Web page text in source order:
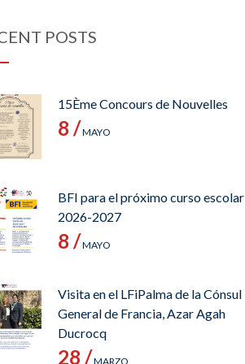
POSTS
15Ème Concours de Nouvelles
8 /MAYO
BFI para el próximo curso escolar
2026-2027
8 /MAYO
Visita en el LFiPalma de la Cónsul
General de Francia, Azar Agah
Ducrocq
28 /MARZO